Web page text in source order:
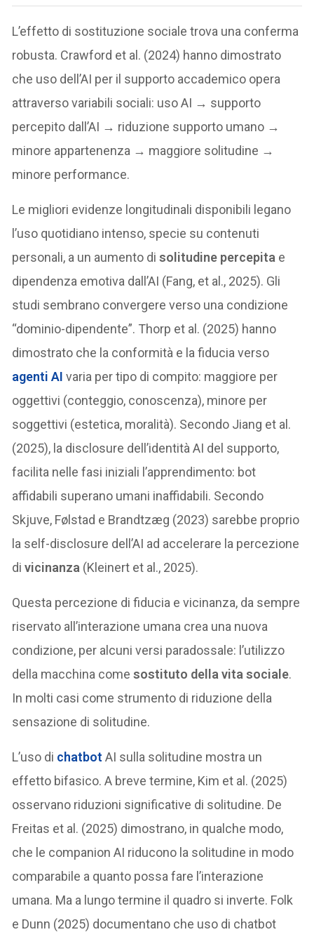
L’effetto di sostituzione sociale trova una conferma
robusta. Crawford et al. (2024) hanno dimostrato
che uso dell’AI per il supporto accademico opera
attraverso variabili sociali: uso AI → supporto
percepito dall’AI → riduzione supporto umano →
minore appartenenza → maggiore solitudine →
minore performance.
Le migliori evidenze longitudinali disponibili legano
l’uso quotidiano intenso, specie su contenuti
personali, a un aumento disolitudine percepita e
dipendenza emotiva dall’AI (Fang, et al., 2025). Gli
studi sembrano convergere verso una condizione
“dominio-dipendente”. Thorp et al. (2025) hanno
dimostrato che la conformità e la fiducia verso
agenti AI varia per tipo di compito: maggiore per
oggettivi (conteggio, conoscenza), minore per
soggettivi (estetica, moralità). Secondo Jiang et al.
(2025), la disclosure dell’identità AI del supporto,
facilita nelle fasi iniziali l’apprendimento: bot
affidabili superano umani inaffidabili. Secondo
Skjuve, Følstad e Brandtzæg (2023) sarebbe proprio
la self-disclosure dell’AI ad accelerare la percezione
divicinanza (Kleinert et al., 2025).
Questa percezione di fiducia e vicinanza, da sempre
riservato all’interazione umana crea una nuova
condizione, per alcuni versi paradossale: l’utilizzo
della macchina comesostituto della vita sociale.
In molti casi come strumento di riduzione della
sensazione di solitudine.
L’uso di chatbot AI sulla solitudine mostra un
effetto bifasico. A breve termine, Kim et al. (2025)
osservano riduzioni significative di solitudine. De
Freitas et al. (2025) dimostrano, in qualche modo,
che le companion AI riducono la solitudine in modo
comparabile a quanto possa fare l’interazione
umana. Ma a lungo termine il quadro si inverte. Folk
e Dunn (2025) documentano che uso di chatbot